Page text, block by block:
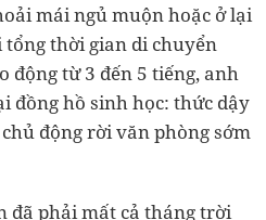
mái ngủ muộn hoặc ở lại
tổng thời gian di chuyển
động từ 3 đến 5 tiếng, anh
đồng hồ sinh học: thức dậy
động rời văn phòng sớm
đã phải mất cả tháng trời